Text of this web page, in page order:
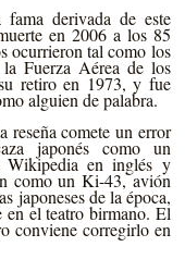
derivada de este
en 2006 a los 85
ocurrieron tal como los
Fuerza Aérea de los
retiro en 1973, y fue
alguien de palabra.
reseña comete un error
japonés como un
en inglés y
como un Ki-43, avión
japoneses de la época,
el teatro birmano. El
conviene corregirlo en